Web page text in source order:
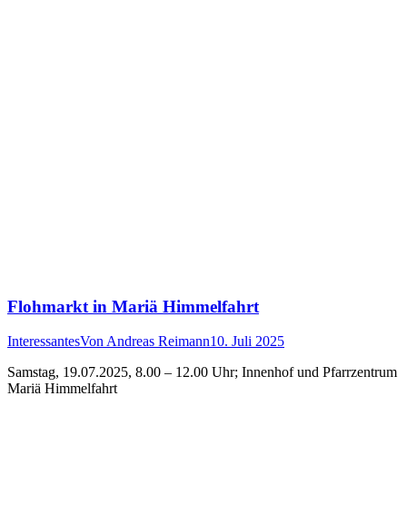
Flohmarkt in Mariä Himmelfahrt
InteressantesVon Andreas Reimann10. Juli 2025
Samstag, 19.07.2025, 8.00 – 12.00 Uhr; Innenhof und Pfarrzentrum
Mariä Himmelfahrt